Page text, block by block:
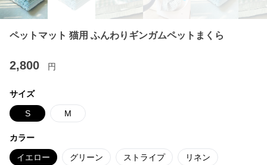
ペットマット 猫用 ふんわりギンガムペットまくら
2,800 円
サイズ
S M
カラー
イエロー グリーン ストライプ リネン